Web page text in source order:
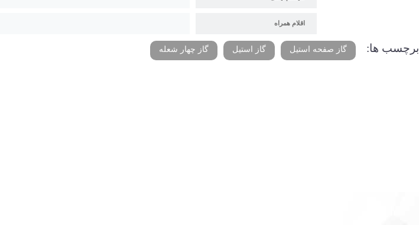
اقلام همراه
برچسب ها: گاز صفحه استیل گاز استیل گاز چهار شعله